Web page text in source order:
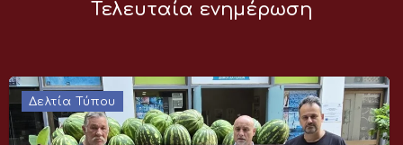
Τελευταία ενημέρωση
Δελτία Τύπου